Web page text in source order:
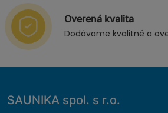
Overená kvalita
Dodávame kvalitné a
SAUNIKA spol. s r.o.